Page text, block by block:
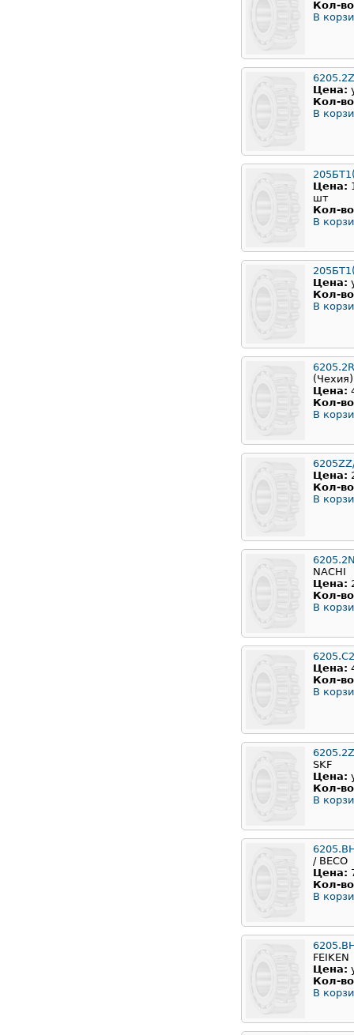
Кол-
В
6205.2Z
Цена:
Кол-
В
Цена:
шт
Кол-
В
Цена:
Кол-
В
(Чехия)
Цена:
Кол-
В
Цена:
Кол-
В
NACHI
Цена:
Кол-
В
Цена:
Кол-
В
SKF
Цена:
Кол-
В
/ BECO
Цена:
Кол-
В
FEIKEN
Цена:
Кол-
В